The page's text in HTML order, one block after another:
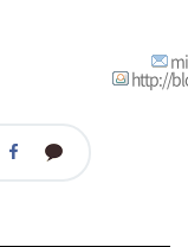
http://
페
카
카